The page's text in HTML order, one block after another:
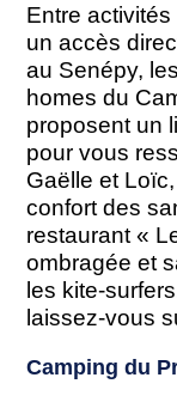
Entre
un accès
au Senépy,
homes du
proposent un
pour vous
Gaëlle et
confort des
restaurant «
ombragée et
les kite-
laissez-vous
Camping du